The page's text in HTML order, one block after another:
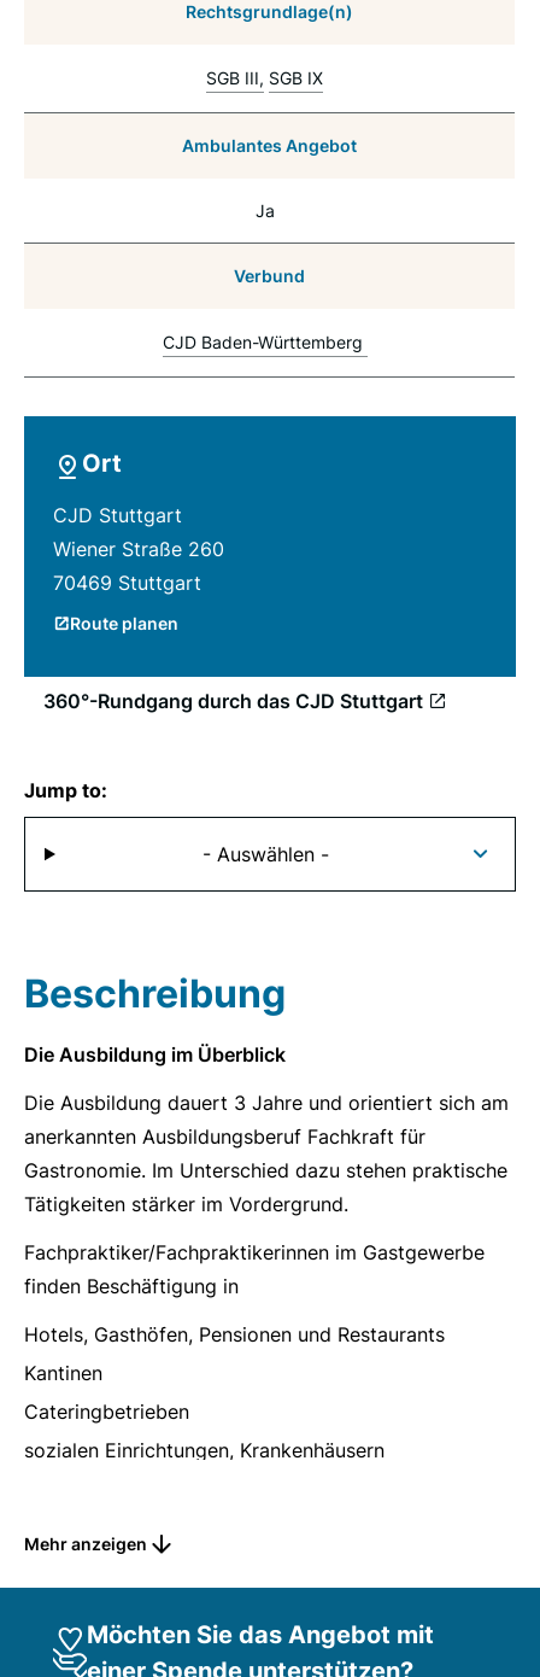
Rechtsgrundlage(n)
SGB III SGB IX
Ambulantes Angebot
Ja
Verbund
CJD Baden-Württemberg
Ort
CJD Stuttgart
Wiener Straße 260
70469 Stuttgart
Route planen
360°-Rundgang durch das CJD Stuttgart
Jump to:
- Auswählen -
Beschreibung
Die Ausbildung im Überblick
Die Ausbildung dauert 3 Jahre und orientiert sich am
anerkannten Ausbildungsberuf Fachkraft für
Gastronomie. Im Unterschied dazu stehen praktische
Tätigkeiten stärker im Vordergrund.
Fachpraktiker/Fachpraktikerinnen im Gastgewerbe
finden Beschäftigung in
Hotels, Gasthöfen, Pensionen und Restaurants
Kantinen
Cateringbetrieben
sozialen Einrichtungen, Krankenhäusern
Ausbildungsbereichen in einem geschützten Rahmen
Hotelzimmer.
Mehr anzeigen
Möchten Sie das Angebot mit
einer Spende unterstützen?